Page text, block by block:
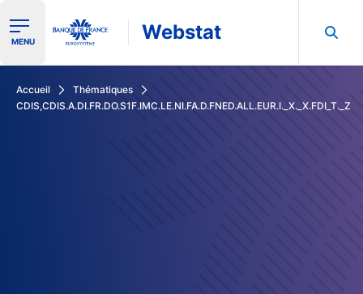
Ouvrir le menu de navigation
MENU Webstat
Accueil
Thématiques
CDIS,CDIS.A.DI.FR.DO.S1F.IMC.LE.NI.FA.D.FNED.ALL.EUR.I._X._X.FDI_T._Z